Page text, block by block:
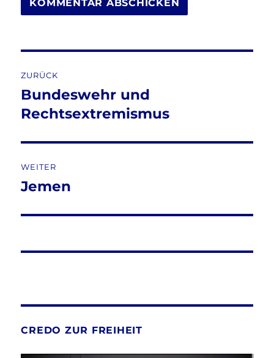
ZURÜCK
Vorheriger
Beitrag:
Bundeswehr und
Rechtsextremismus
WEITER
Nächster
Jemen
CREDO ZUR FREIHEIT